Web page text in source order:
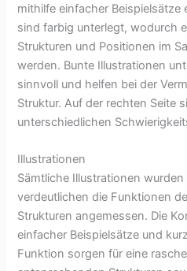
mithilfe einfacher Beispielsätze
sind farbig unterlegt, wodurch
Strukturen und Positionen im
werden. Bunte Illustrationen
sinnvoll und helfen bei der
Struktur. Auf der rechten Seite
unterschiedlichen
Illustrationen
Sämtliche Illustrationen
verdeutlichen die Funktionen
Strukturen angemessen. Die
einfacher Beispielsätze und
Funktion sorgen für eine